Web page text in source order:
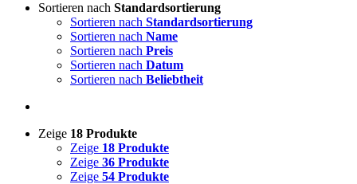
Sortieren nach Standardsortierung
Sortieren nach Standardsortierung
Sortieren nach Name
Sortieren nach Preis
Sortieren nach Datum
Sortieren nach Beliebtheit
Zeige 18 Produkte
Zeige 18 Produkte
Zeige 36 Produkte
Zeige 54 Produkte